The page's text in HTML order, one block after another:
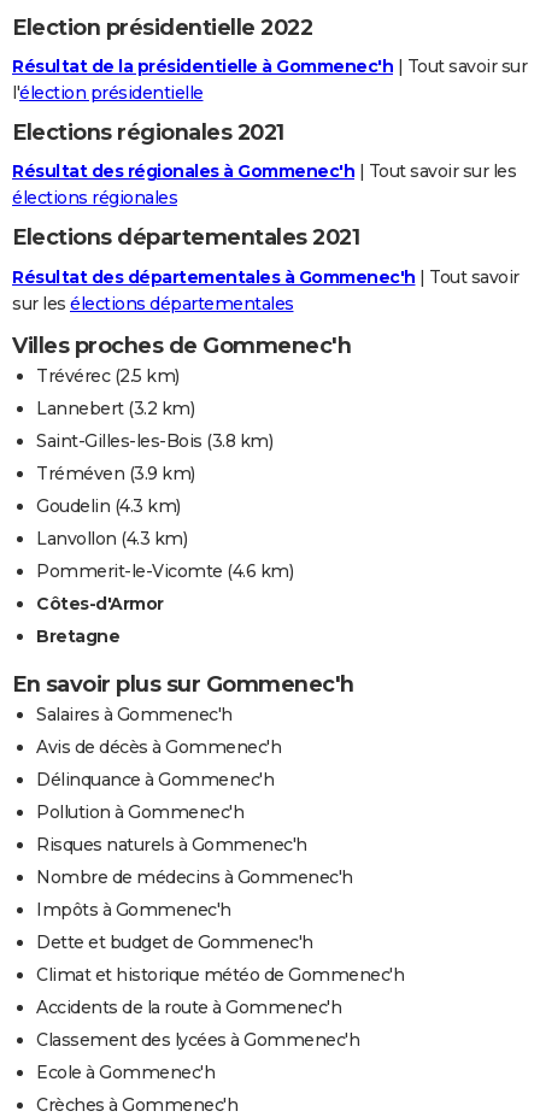
Election présidentielle 2022
Résultat de la présidentielle à Gommenec'h | Tout savoir sur
l'élection présidentielle
Elections régionales 2021
Résultat des régionales à Gommenec'h | Tout savoir sur les
élections régionales
Elections départementales 2021
Résultat des départementales à Gommenec'h | Tout savoir
sur les élections départementales
Villes proches de Gommenec'h
Trévérec(2.5 km)
Lannebert(3.2 km)
Saint-Gilles-les-Bois (3.8 km)
Tréméven (3.9 km)
Goudelin (4.3 km)
Lanvollon (4.3 km)
Pommerit-le-Vicomte (4.6 km)
Côtes-d'Armor
Bretagne
En savoir plus sur Gommenec'h
Salaires à Gommenec'h
Avis de décès à Gommenec'h
Délinquance à Gommenec'h
Pollution à Gommenec'h
Risques naturels à Gommenec'h
Nombre de médecins à Gommenec'h
Impôts à Gommenec'h
Dette et budget de Gommenec'h
Climat et historique météo de Gommenec'h
Accidents de la route à Gommenec'h
Classement des lycées à Gommenec'h
Ecole à Gommenec'h
Crèches à Gommenec'h